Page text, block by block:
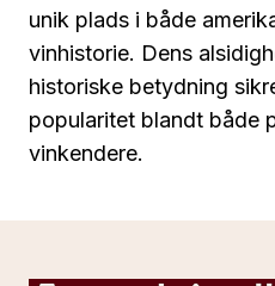
unik plads i både
vinhistorie. Dens
historiske betydning
popularitet blandt både
vinkendere.